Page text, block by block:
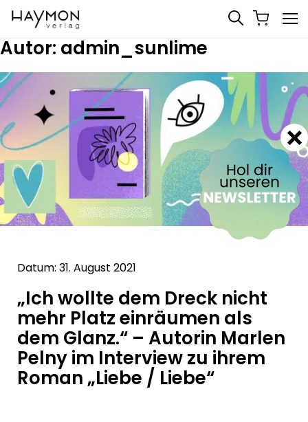
Autor: admin_sunlime
Datum: 31. August 2021
„Ich wollte dem Dreck nicht
mehr Platz einräumen als
dem Glanz.“ – Autorin Marlen
Pelny im Interview zu ihrem
Roman „Liebe / Liebe“